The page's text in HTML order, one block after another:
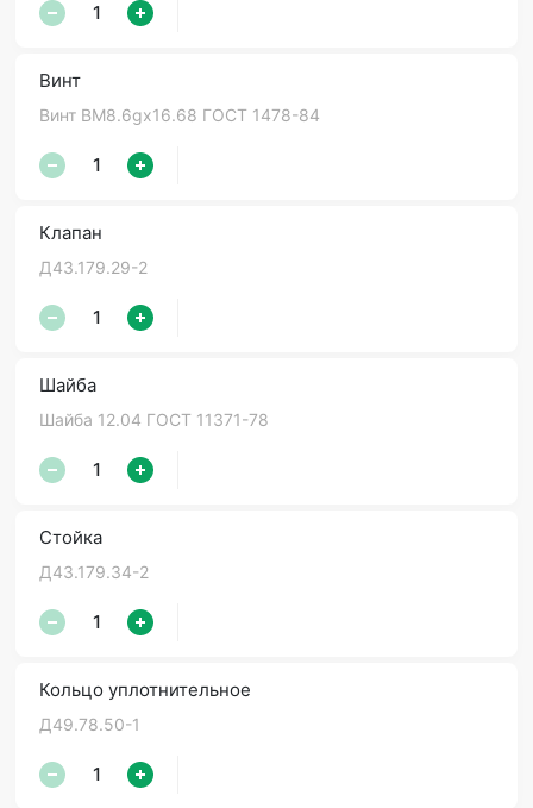
Винт
Винт ВМ8.6gх16.68 ГОСТ 1478-84
Клапан
Д43.179.29-2
Шайба
Шайба 12.04 ГОСТ 11371-78
Стойка
Д43.179.34-2
Кольцо уплотнительное
Д49.78.50-1